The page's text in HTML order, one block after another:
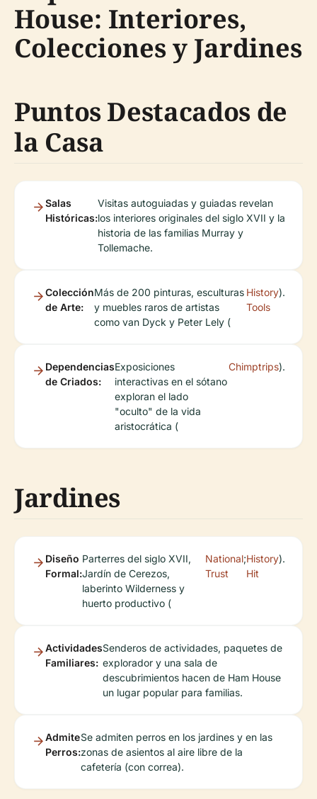
House: Interiores,
Colecciones y Jardines
Puntos Destacados de
la Casa
Salas
Históricas:
Visitas autoguiadas y guiadas revelan
los interiores originales del siglo XVII y la
historia de las familias Murray y
Tollemache.
Colección
de Arte:
Más de 200 pinturas, esculturas
y muebles raros de artistas
como van Dyck y Peter Lely (
History
Tools
).
Dependencias
de Criados:
Exposiciones
interactivas en el sótano
exploran el lado
"oculto" de la vida
aristocrática (
Chimptrips).
Jardines
Diseño
Formal:
Parterres del siglo XVII,
Jardín de Cerezos,
laberinto Wilderness y
huerto productivo (
National
Trust
;History
Hit
).
Actividades
Familiares:
Senderos de actividades, paquetes de
explorador y una sala de
descubrimientos hacen de Ham House
un lugar popular para familias.
Admite
Perros:
Se admiten perros en los jardines y en las
zonas de asientos al aire libre de la
cafetería (con correa).